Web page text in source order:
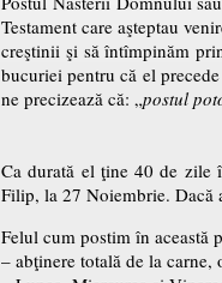
Testament care aşteptau
creştinii şi să întîmpinăm
bucuriei pentru că el
ne precizează că: „postul
Ca durată el ţine 40 de zile
Filip, la 27 Noiembrie. Dacă
Felul cum postim în această
– abţinere totală de la carne,